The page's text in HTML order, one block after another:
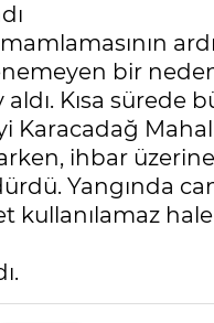
bir
Kısa sürede
Karacadağ
ihbar
Yangında
hale